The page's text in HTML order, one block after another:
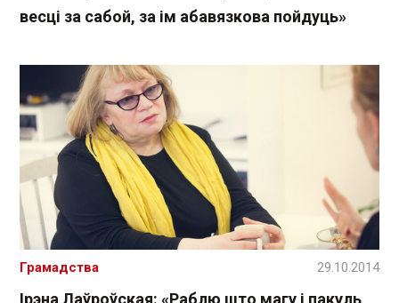
весці за сабой, за ім абавязкова пойдуць»
Ірэна Лаўроўская: «Раблю што магу і пакуль
Грамадства 29.10.2014